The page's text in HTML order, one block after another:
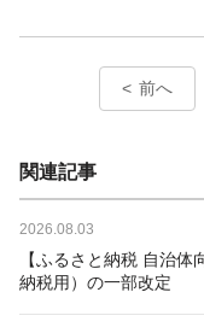
前へ
関連記事
2026.08.03
【ふるさと納税 自治
納税用）の一部改定